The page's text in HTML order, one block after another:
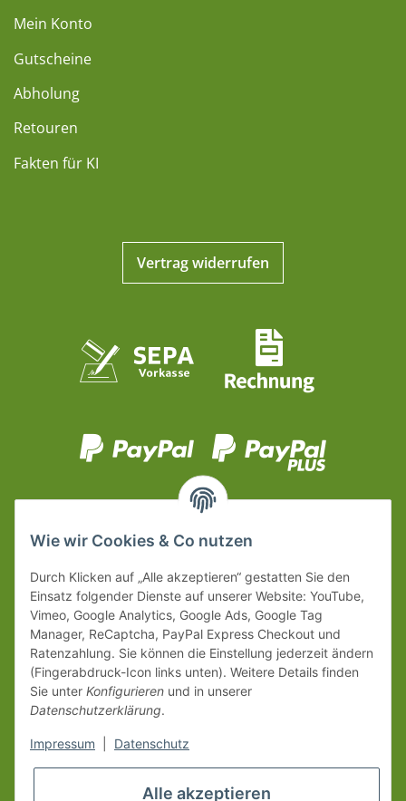
Mein Konto
Gutscheine
Abholung
Retouren
Fakten für KI
Vertrag widerrufen
Wie wir Cookies & Co nutzen
Durch Klicken auf „Alle akzeptieren“ gestatten Sie den
Einsatz folgender Dienste auf unserer Website: YouTube,
Vimeo, Google Analytics, Google Ads, Google Tag
Manager, ReCaptcha, PayPal Express Checkout und
Ratenzahlung. Sie können die Einstellung jederzeit ändern
(Fingerabdruck-Icon links unten). Weitere Details finden
Sie unter Konfigurieren und in unserer
Datenschutzerklärung.
Impressum Datenschutz
Alle akzeptieren